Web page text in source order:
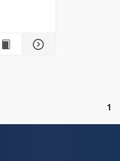
1